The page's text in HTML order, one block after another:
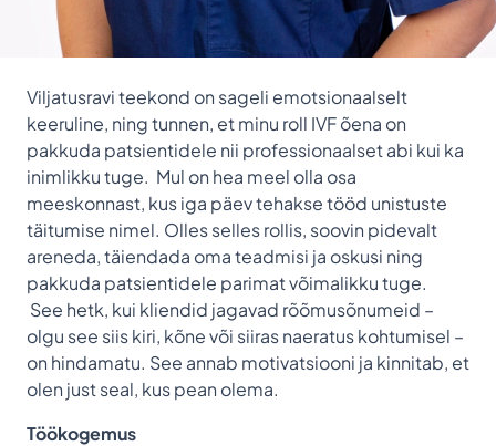
Viljatusravi teekond on sageli emotsionaalselt
keeruline, ning tunnen, et minu roll IVF õena on
pakkuda patsientidele nii professionaalset abi kui ka
inimlikku tuge. Mul on hea meel olla osa
meeskonnast, kus iga päev tehakse tööd unistuste
täitumise nimel. Olles selles rollis, soovin pidevalt
areneda, täiendada oma teadmisi ja oskusi ning
pakkuda patsientidele parimat võimalikku tuge.
See hetk, kui kliendid jagavad rõõmusõnumeid –
olgu see siis kiri, kõne või siiras naeratus kohtumisel –
on hindamatu. See annab motivatsiooni ja kinnitab, et
olen just seal, kus pean olema.
Töökogemus